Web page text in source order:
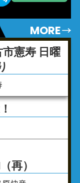
MORE
憲寿 日曜
再）